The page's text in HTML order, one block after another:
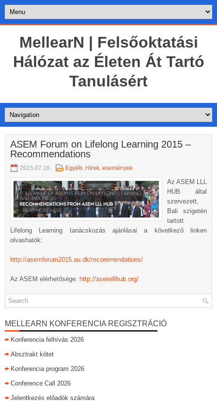
MellearN | Felsőoktatási
Hálózat az Életen Át Tartó
Tanulásért
ASEM Forum on Lifelong Learning 2015 –
Recommendations
2015.07.16. Egyéb, Hírek, események
Az ASEM LLL
HUB által
szervezett,
Bali szigetén
tartott
Lifelong Learning tanácskozás ajánlásai a következő linken
olvashatók:
http://asemforum2015.au.dk/recommendations/
Az ASEM elérhetősége: http://asemlllhub.org/
MELLEARN KONFERENCIA REGISZTRÁCIÓ
Konferencia felhívás 2026
Absztrakt kötet
Konferencia program 2026
Conference Call 2026
Jelentkezés előadók számára